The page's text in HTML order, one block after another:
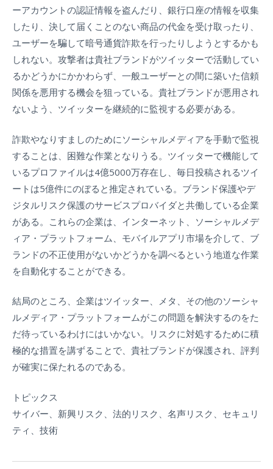
ーアカウントの認証情報を盗んだり、銀行口座の情報を収集
したり、決して届くことのない商品の代金を受け取ったり、
ユーザーを騙して暗号通貨詐欺を行ったりしようとするかも
しれない。攻撃者は貴社ブランドがツイッターで活動してい
るかどうかにかかわらず、一般ユーザーとの間に築いた信頼
関係を悪用する機会を狙っている。貴社ブランドが悪用され
ないよう、ツイッターを継続的に監視する必要がある。
詐欺やなりすましのためにソーシャルメディアを手動で監視
することは、困難な作業となりうる。ツイッターで機能して
いるプロファイルは4億5000万存在し、毎日投稿されるツイ
ートは5億件にのぼると推定されている。ブランド保護やデ
ジタルリスク保護のサービスプロバイダと共働している企業
がある。これらの企業は、インターネット、ソーシャルメデ
ィア・プラットフォーム、モバイルアプリ市場を介して、ブ
ランドの不正使用がないかどうかを調べるという地道な作業
を自動化することができる。
結局のところ、企業はツイッター、メタ、その他のソーシャ
ルメディア・プラットフォームがこの問題を解決するのをた
だ待っているわけにはいかない。リスクに対処するために積
極的な措置を講ずることで、貴社ブランドが保護され、評判
が確実に保たれるのである。
トピックス
サイバー、新興リスク、法的リスク、名声リスク、セキュリ
ティ、技術